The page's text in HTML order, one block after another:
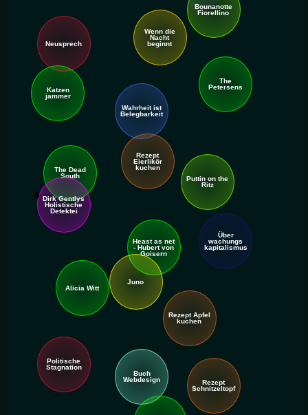
Neusprech
Wenn die
Nacht
beginnt
Bounanotte
Fiorellino
Katzen
jammer
Wahrheit ist
Belegbarkeit
The
Petersens
The Dead
South
Rezept
Eierlikör
kuchen
Puttin on the
Ritz
Dirk Gentlys
Holistische
Detektei
Heast as net
- Hubert von
Goisern
Über
wachungs
kapitalismus
Verfinsterung des digitalen
Alicia Witt
Juno
Rezept Apfel
kuchen
Politische
Stagnation
Buch
Webdesign
Rezept
Schnitzeltopf